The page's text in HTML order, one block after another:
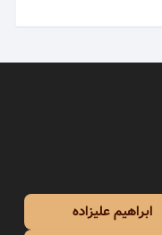
ابراهیم علیزاده